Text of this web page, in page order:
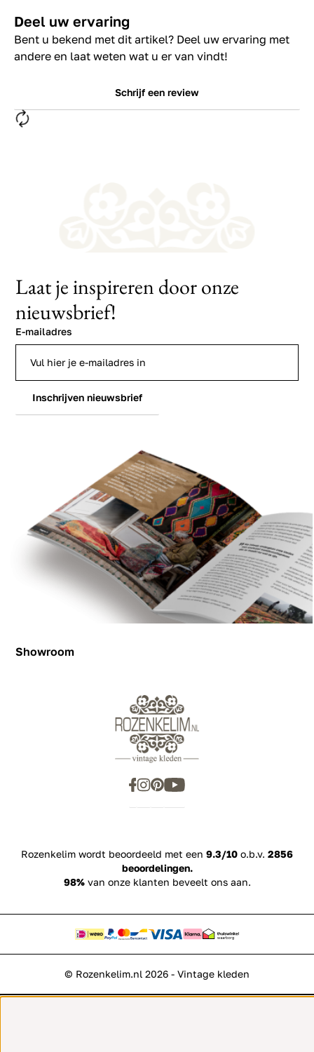
Deel uw ervaring
Bent u bekend met dit artikel? Deel uw ervaring met
andere en laat weten wat u er van vindt!
Schrijf een review
Showroom
Laat je inspireren door onze
nieuwsbrief!
E-mailadres
Inschrijven nieuwsbrief
Rozenkelim wordt beoordeeld met een 9.3/10 o.b.v. 2856
beoordelingen.
98%van onze klanten beveelt ons aan.
© Rozenkelim.nl 2026 - Vintage kleden